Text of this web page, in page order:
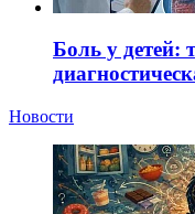
Боль у детей:
Новости